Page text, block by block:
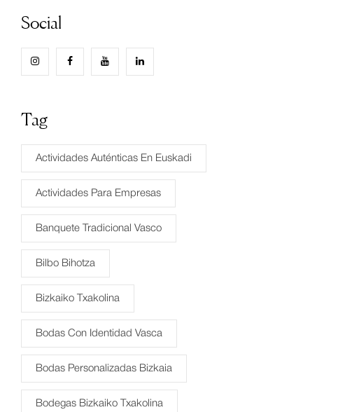
Social
Tag
Actividades Auténticas En Euskadi
Actividades Para Empresas
Banquete Tradicional Vasco
Bilbo Bihotza
Bizkaiko Txakolina
Bodas Con Identidad Vasca
Bodas Personalizadas Bizkaia
Bodegas Bizkaiko Txakolina